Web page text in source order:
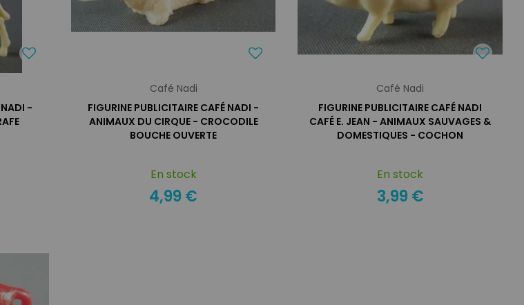
NADI -
Café Nadi
FIGURINE PUBLICITAIRE CAFÉ NADI -
ANIMAUX DU CIRQUE - CROCODILE
BOUCHE OUVERTE
En stock
4,99 €
Café Nadi
FIGURINE PUBLICITAIRE CAFÉ NADI
CAFÉ E. JEAN - ANIMAUX SAUVAGES &
DOMESTIQUES - COCHON
En stock
3,99 €